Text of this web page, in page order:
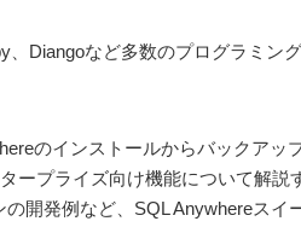
Diangoなど多数のプログラミン
のインストールからバックア
ープライズ向け機能について解
開発例など、SQL Anywhereス